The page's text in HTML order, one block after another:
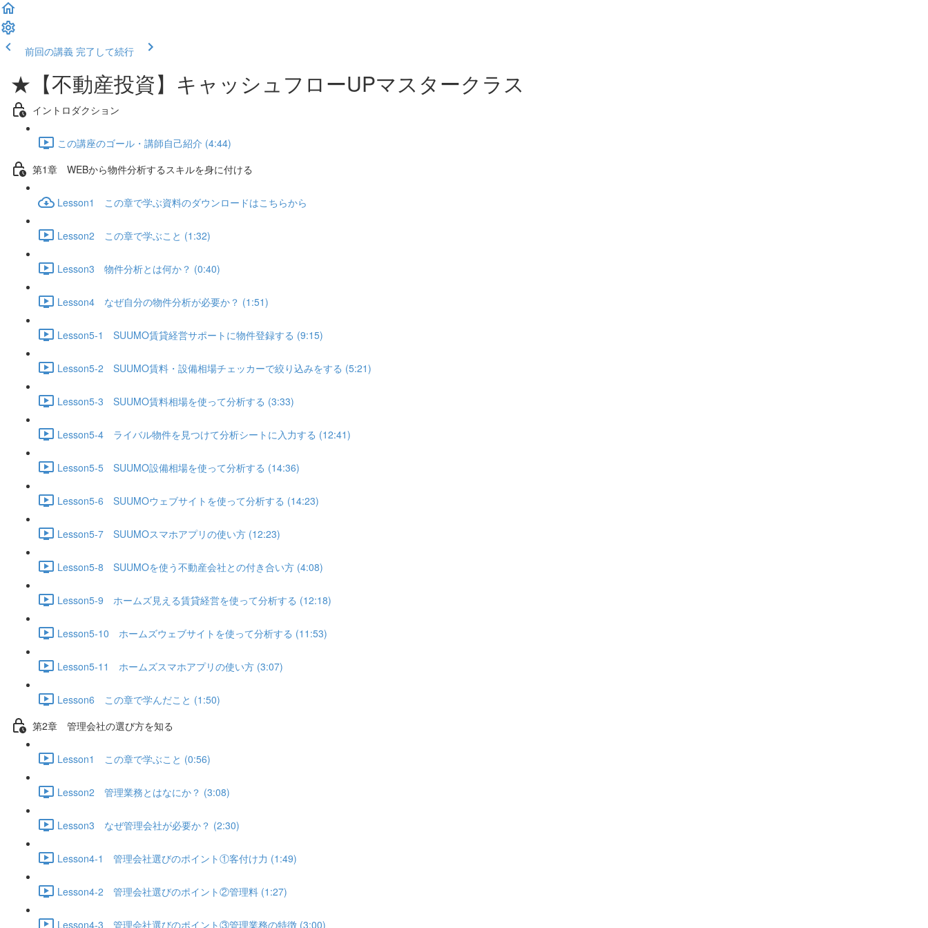
前回の講義 完了して続行
★【不動産投資】キャッシュフローUPマスタークラス
イントロダクション
この講座のゴール・講師自己紹介 (4:44)
第1章 WEBから物件分析するスキルを身に付ける
Lesson1 この章で学ぶ資料のダウンロードはこちらから
Lesson2 この章で学ぶこと (1:32)
Lesson3 物件分析とは何か？ (0:40)
Lesson4 なぜ自分の物件分析が必要か？ (1:51)
Lesson5-1 SUUMO賃貸経営サポートに物件登録する (9:15)
Lesson5-2 SUUMO賃料・設備相場チェッカーで絞り込みをする (5:21)
Lesson5-3 SUUMO賃料相場を使って分析する (3:33)
Lesson5-4 ライバル物件を見つけて分析シートに入力する (12:41)
Lesson5-5 SUUMO設備相場を使って分析する (14:36)
Lesson5-6 SUUMOウェブサイトを使って分析する (14:23)
Lesson5-7 SUUMOスマホアプリの使い方 (12:23)
Lesson5-8 SUUMOを使う不動産会社との付き合い方 (4:08)
Lesson5-9 ホームズ見える賃貸経営を使って分析する (12:18)
Lesson5-10 ホームズウェブサイトを使って分析する (11:53)
Lesson5-11 ホームズスマホアプリの使い方 (3:07)
Lesson6 この章で学んだこと (1:50)
第2章 管理会社の選び方を知る
Lesson1 この章で学ぶこと (0:56)
Lesson2 管理業務とはなにか？ (3:08)
Lesson3 なぜ管理会社が必要か？ (2:30)
Lesson4-1 管理会社選びのポイント①客付け力 (1:49)
Lesson4-2 管理会社選びのポイント②管理料 (1:27)
Lesson4-3 管理会社選びのポイント③管理業務の特徴 (3:00)